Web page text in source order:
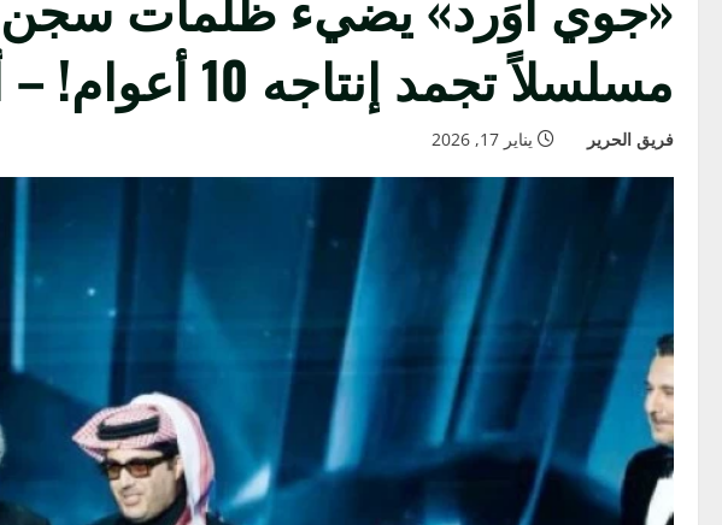
مسلسلاً تجمد إنتاجه 10 أعوام! – أخبار السعودية
فريق الحرير يناير 17, 2026